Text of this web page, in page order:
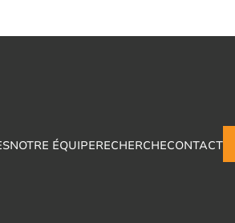
NOTRE ÉQUIPERECHERCHECONTACT